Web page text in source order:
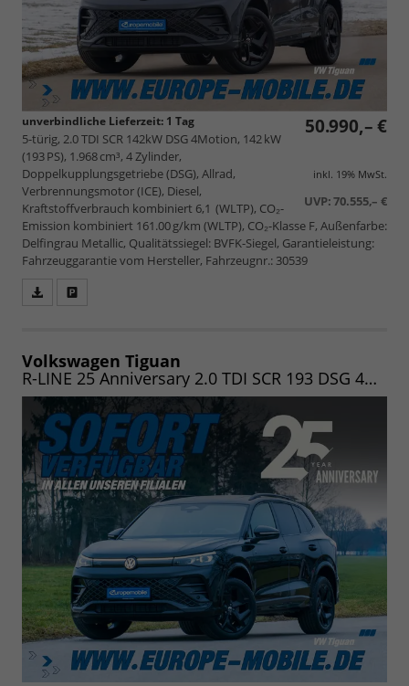
50.990,– €
inkl. 19% MwSt.
UVP:70.555,– €
unverbindliche Lieferzeit: 1 Tag
5-türig, 2.0 TDI SCR 142kW DSG 4Motion, 142 kW
(193 PS), 1.968 cm³, 4 Zylinder,
Doppelkupplungsgetriebe (DSG), Allrad,
Verbrennungsmotor (ICE), Diesel,
Kraftstoffverbrauch kombiniert 6,1 (WLTP), CO₂-
Emission kombiniert 161.00 g/km (WLTP), CO₂-Klasse F, Außenfarbe:
Delfingrau Metallic, Qualitätssiegel: BVFK-Siegel, Garantieleistung:
Fahrzeuggarantie vom Hersteller, Fahrzeugnr.: 30539
speichern/drucken
Volkswagen Tiguan
R-LINE 25 Anniversary 2.0 TDI SCR 193 DSG 4MOTION (Lager) NAV/MATRIX/PANO/19"/KOMFORT/WINTER/LED/UVM.